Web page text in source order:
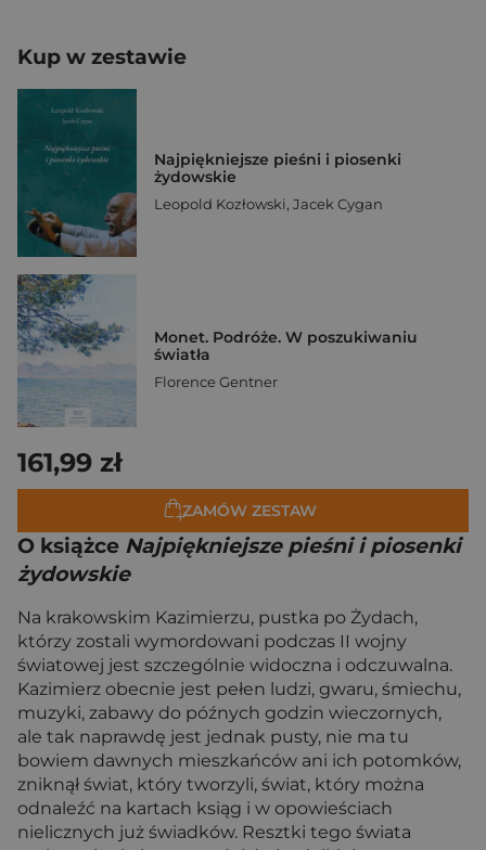
Kup w zestawie
Najpiękniejsze pieśni i piosenki
żydowskie
Leopold Kozłowski, Jacek Cygan
Monet. Podróże. W poszukiwaniu
światła
Florence Gentner
161,99 zł
ZAMÓW ZESTAW
O książce Najpiękniejsze pieśni i piosenki
żydowskie
Na krakowskim Kazimierzu, pustka po Żydach,
którzy zostali wymordowani podczas II wojny
światowej jest szczególnie widoczna i odczuwalna.
Kazimierz obecnie jest pełen ludzi, gwaru, śmiechu,
muzyki, zabawy do późnych godzin wieczornych,
ale tak naprawdę jest jednak pusty, nie ma tu
bowiem dawnych mieszkańców ani ich potomków,
zniknął świat, który tworzyli, świat, który można
odnaleźć na kartach ksiąg i w opowieściach
nielicznych już świadków. Resztki tego świata